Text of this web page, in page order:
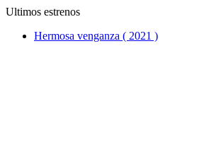
Ultimos estrenos
Hermosa venganza ( 2021 )